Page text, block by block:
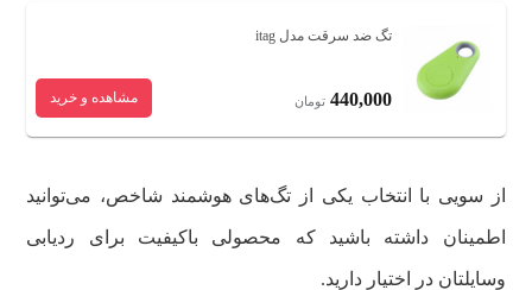
تگ ضد سرقت مدل itag
440,000 تومان مشاهده و خرید
از سویی با انتخاب یکی از تگ‌های هوشمند شاخص، می‌توانید
اطمینان داشته باشید که محصولی باکیفیت برای ردیابی
وسایلتان در اختیار دارید.